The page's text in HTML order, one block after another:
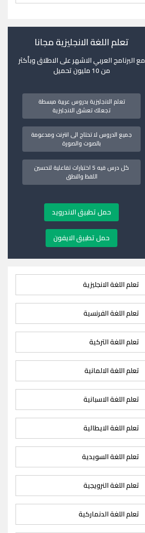
تعلم اللغة الانجليزية مجانا
مع البرنامج العربي الاشهر على الاطلاق وبأكثر
من 10 مليون تحميل
تعلم الانجليزية بدروس عربية مبسطة
تجعلك تعشق الانجليزية
جميع الدروس لا تحتاج الى انترنت ومدعومة
بالصوت والصورة
كل درس فيه 5 اختبارات تفاعلية لتحسين
اللفظ والنطق
حمل تطبيق الاندرويد
حمل تطبيق الايفون
تعلم اللغة الانجليزية
تعلم اللغة الفرنسية
تعلم اللغة التركية
تعلم اللغة الالمانية
تعلم اللغة الاسبانية
تعلم اللغة الايطالية
تعلم اللغة السويدية
تعلم اللغة النرويجية
تعلم اللغة الدنماركية